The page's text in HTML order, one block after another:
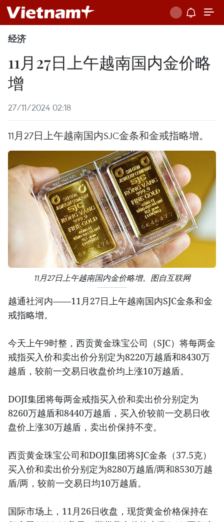
经济
11月27日上午越南国内金价略
增
27/11/2024 02:18
11月27日上午越南国内SJC金条和金戒指略增。
11月27日上午越南国内金价略增。图自互联网
越通社河内——11月27日上午越南国内SJC金条和金
戒指略增。
今天上午9时整，西贡黄金珠宝公司（SJC）将每两金
戒指买入价和卖出价分别定为8220万越盾和8430万
越盾，较前一交易日收盘价均上涨10万越盾。
DOJI集团将每两金戒指买入价和卖出价分别定为
8260万越盾和8440万越盾，买入价较前一交易日收
盘价上涨30万越盾，卖出价保持不变。
西贡黄金珠宝公司和DOJI集团将SJC金条（37.5克）
买入价和卖出价分别定为8280万越盾/两和8530万越
盾/两，较前一交易日均10万越盾。
国际市场上，11月26日收盘，现货黄金价格保持在